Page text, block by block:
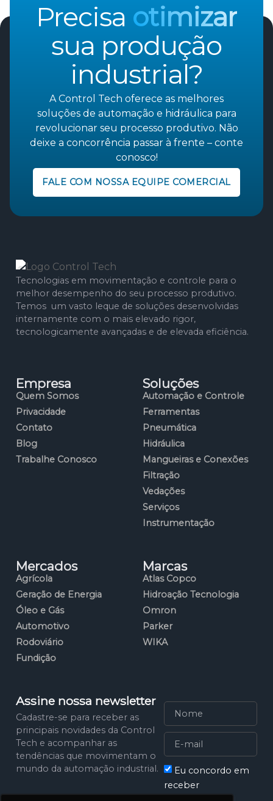
Precisa otimizar
sua produção
industrial?
A Control Tech oferece as melhores
soluções de automação e hidráulica para
revolucionar seu processo produtivo. Não
deixe a concorrência passar à frente – conte
conosco!
FALE COM NOSSA EQUIPE COMERCIAL
Tecnologias em movimentação e controle para o
melhor desempenho do seu processo produtivo.
Temos um vasto leque de soluções desenvolvidas
internamente com o mais elevado rigor,
tecnologicamente avançadas e de elevada eficiência.
Empresa
Quem Somos
Privacidade
Contato
Blog
Trabalhe Conosco
Soluções
Automação e Controle
Ferramentas
Pneumática
Hidráulica
Mangueiras e Conexões
Filtração
Vedações
Serviços
Instrumentação
Mercados
Agrícola
Geração de Energia
Óleo e Gás
Automotivo
Rodoviário
Fundição
Marcas
Atlas Copco
Hidroação Tecnologia
Omron
Parker
WIKA
Assine nossa newsletter
Cadastre-se para receber as
principais novidades da Control
Tech e acompanhar as
tendências que movimentam o
mundo da automação industrial.
Eu concordo em
receber